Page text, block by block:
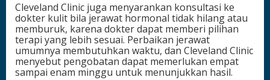
Cleveland Clinic juga menyarankan konsultasi ke
dokter kulit bila jerawat hormonal tidak hilang atau
memburuk, karena dokter dapat memberi pilihan
terapi yang lebih sesuai. Perbaikan jerawat
umumnya membutuhkan waktu, dan Cleveland Clinic
menyebut pengobatan dapat memerlukan empat
sampai enam minggu untuk menunjukkan hasil.